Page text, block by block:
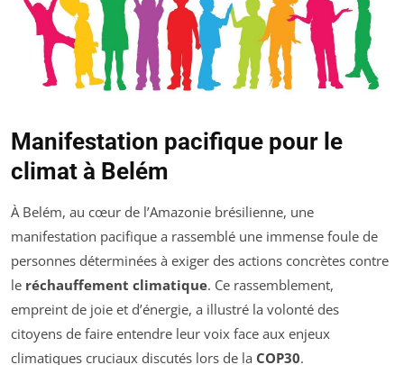
Manifestation pacifique pour le
climat à Belém
À Belém, au cœur de l’Amazonie brésilienne, une
manifestation pacifique a rassemblé une immense foule de
personnes déterminées à exiger des actions concrètes contre
le réchauffement climatique. Ce rassemblement,
empreint de joie et d’énergie, a illustré la volonté des
citoyens de faire entendre leur voix face aux enjeux
climatiques cruciaux discutés lors de la COP30.